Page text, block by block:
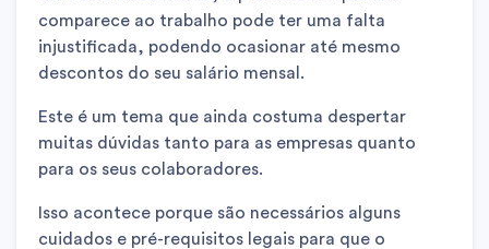
comparece ao trabalho pode ter uma falta
injustificada, podendo ocasionar até mesmo
descontos do seu salário mensal.
Este é um tema que ainda costuma despertar
muitas dúvidas tanto para as empresas quanto
para os seus colaboradores.
Isso acontece porque são necessários alguns
cuidados e pré-requisitos legais para que o